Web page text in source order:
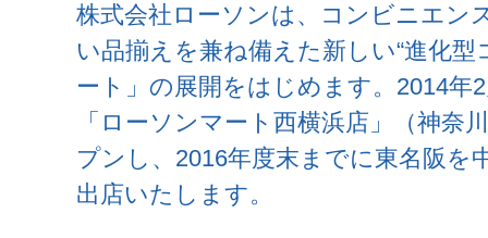
株式会社ローソンは、コンビニエン
い品揃えを兼ね備えた新しい“進化型
ート」の展開をはじめます。2014年
「ローソンマート西横浜店」（神奈
プンし、2016年度末までに東名阪を
出店いたします。